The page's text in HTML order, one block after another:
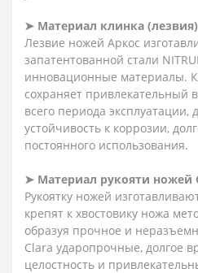
➤ Материал клинка
Лезвие ножей Аркос
запатентованной стали
инновационные материалы.
сохраняет привлекательный
всего периода эксплуатации,
устойчивость к коррозии,
постоянного использования.
➤ Материал рукояти ножей
Рукоятку ножей
крепят к хвостовику ножа
образуя прочное и
Clara ударопрочные, долгое
целостность и